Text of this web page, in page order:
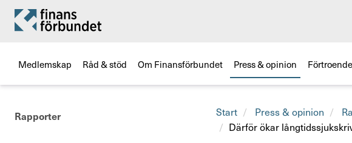
Medlemskap Råd & stöd Om Finansförbundet Press & opinion
Rapporter Start Press & opinion
Därför ökar